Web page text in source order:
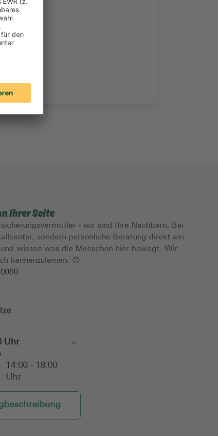
Ihrer Seite
- wir sind Ihre Nachbarn. Bei
sondern persönliche Beratung direkt am
und wissen was die Menschen hier bewegt. Wir
kennenzulernen. 😊
Uhr
14:00 - 18:00
Uhr
Toggle